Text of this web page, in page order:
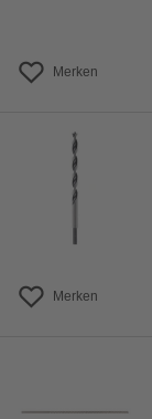
Merken
Merken